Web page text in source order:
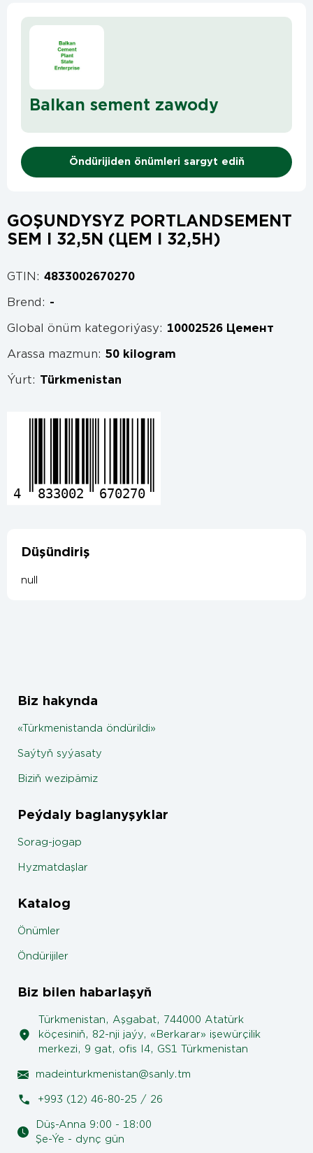
Balkan sement zawody
Öndürijiden önümleri sargyt ediň
GOŞUNDYSYZ PORTLANDSEMENT
SEM I 32,5N (ЦЕМ I 32,5Н)
GTIN: 4833002670270
Brend: -
Global önüm kategoriýasy: 10002526 Цемент
Arassa mazmun: 50 kilogram
Ýurt: Türkmenistan
4 833002 670270
Düşündiriş
null
Biz hakynda
«Türkmenistanda öndürildi»
Saýtyň syýasaty
Biziň wezipämiz
Peýdaly baglanyşyklar
Sorag-jogap
Hyzmatdaşlar
Katalog
Önümler
Öndürijiler
Biz bilen habarlaşyň
Türkmenistan, Aşgabat, 744000 Atatürk
köçesiniň, 82-nji jaýy, «Berkarar» işewürçilik
merkezi, 9 gat, ofis I4, GS1 Türkmenistan
madeinturkmenistan@sanly.tm
+993 (12) 46-80-25 / 26
Düş-Anna 9:00 - 18:00
Şe-Ýe - dynç gün